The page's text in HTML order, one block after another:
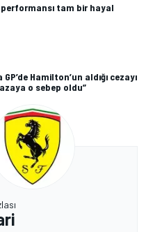
performansı tam bir hayal
Hamilton’un aldığı cezayı
o sebep oldu”